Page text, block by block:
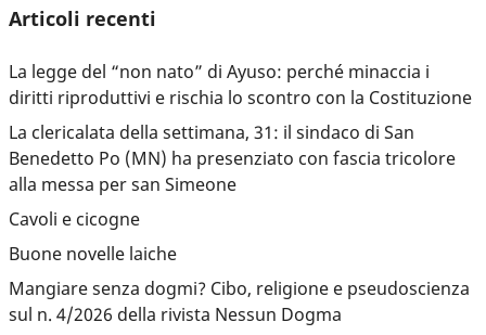
Articoli recenti
La legge del “non nato” di Ayuso: perché minaccia i
diritti riproduttivi e rischia lo scontro con la Costituzione
La clericalata della settimana, 31: il sindaco di San
Benedetto Po (MN) ha presenziato con fascia tricolore
alla messa per san Simeone
Cavoli e cicogne
Buone novelle laiche
Mangiare senza dogmi? Cibo, religione e pseudoscienza
sul n. 4/2026 della rivista Nessun Dogma